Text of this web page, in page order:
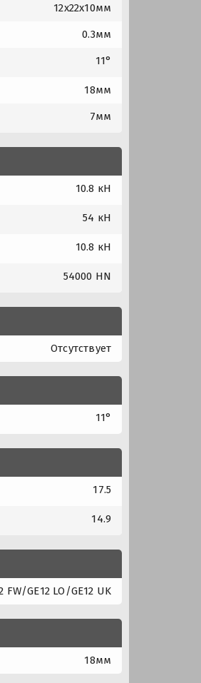
12x22x10мм
0.3мм
11°
18мм
7мм
10.8 кН
54 кН
10.8 кН
54000 HN
Отсутствует
11°
17.5
14.9
GE12 LO/GE12 UK
18мм